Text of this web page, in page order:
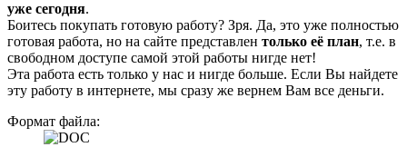
уже сегодня.
Боитесь покупать готовую работу? Зря. Да, это уже полностью
готовая работа, но на сайте представлен только её план, т.е. в
свободном доступе самой этой работы нигде нет!
Эта работа есть только у нас и нигде больше. Если Вы найдете
эту работу в интернете, мы сразу же вернем Вам все деньги.
Формат файла: